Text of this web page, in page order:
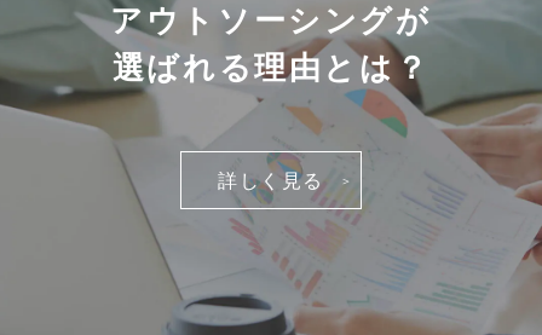
アウトソーシングが
選ばれる理由とは？
詳しく見る